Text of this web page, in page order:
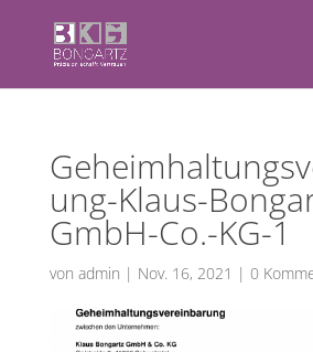
ung-Klaus-
GmbH-Co.-KG-1
von admin | Nov. 16, 2021 | 0